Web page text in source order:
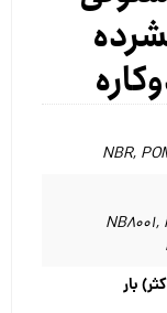
NBR,
NB8001,
بار